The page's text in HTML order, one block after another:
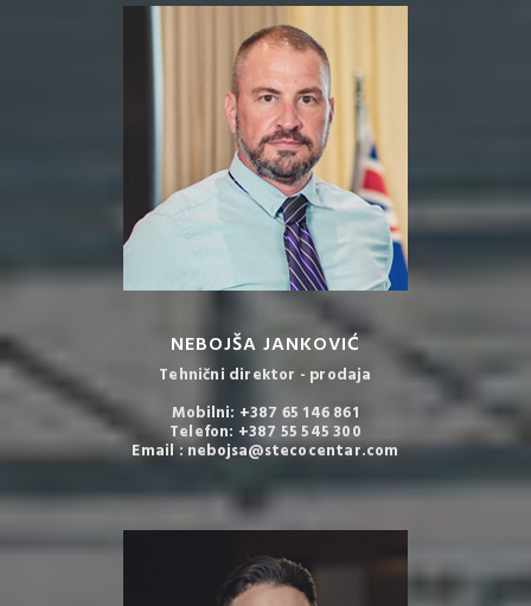
NEBOJŠA JANKOVIĆ
Tehnični direktor - prodaja
Mobilni: +387 65 146 861
Telefon: +387 55 545 300
Email : nebojsa@stecocentar.com